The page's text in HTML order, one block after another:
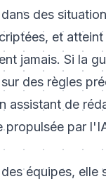
des
et
jamais. Si la
des règles
assistant de
propulsée par
équipes, elle